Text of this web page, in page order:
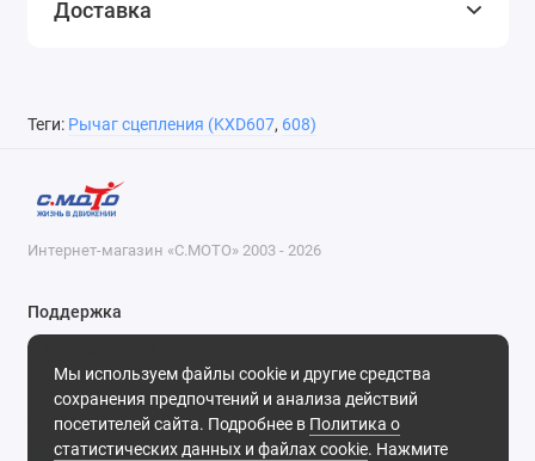
Доставка
Теги: Рычаг сцепления (KXD607, 608)
Мы используем файлы cookie и другие средства
сохранения предпочтений и анализа действий
посетителей сайта. Подробнее в Политика о
статистических данных и файлах cookie. Нажмите
Интернет-магазин «С.МОТО» 2003 - 2026
Поддержка
8-800-55-00-327
Будни, с 09-30 до 18-30
Мы в сети